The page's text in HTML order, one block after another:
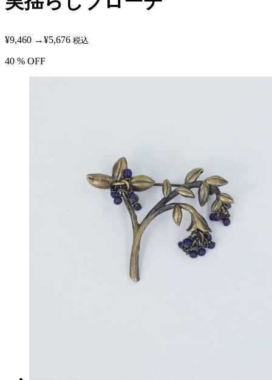
¥9,460 →¥5,676 税込
40 % OFF